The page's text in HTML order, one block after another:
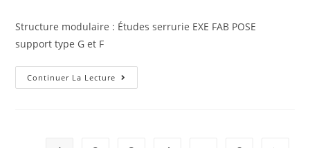
Structure modulaire : Études serrurie EXE FAB POSE
support type G et F
Continuer La Lecture